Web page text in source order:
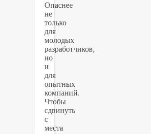
Опаснее
не
только
для
молодых
разработчиков,
но
и
для
опытных
компаний.
Чтобы
сдвинуть
с
места